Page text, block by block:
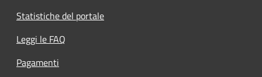
Statistiche del portale
Leggi le FAQ
Pagamenti